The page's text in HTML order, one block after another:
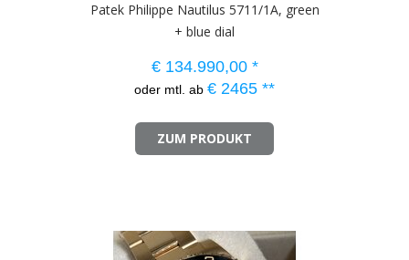
Patek Philippe Nautilus 5711/1A, green
+ blue dial
€134.990,00 *
oder mtl. ab € 2465 **
ZUM PRODUKT